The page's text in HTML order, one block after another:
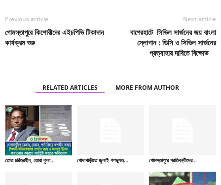
Previous article
গোমস্তাপুরে কিশোরীদের এইচপিভি টিকাদান
কার্যক্রম শুরু
Next article
বাগেরহাটে সিভিল সার্জনের জয় বাংলা
স্লোগান : ডিসি ও সিভিল সার্জনের
প্রত্যাহার দাবিতে বিক্ষোভ
RELATED ARTICLES MORE FROM AUTHOR
তোরা চরিত্রহীন, তোরা কুলা... গোদাগাড়ীতে জুলাই গণভ্যুত্... গোমস্তাপুরে প্রতিবন্ধীদের...